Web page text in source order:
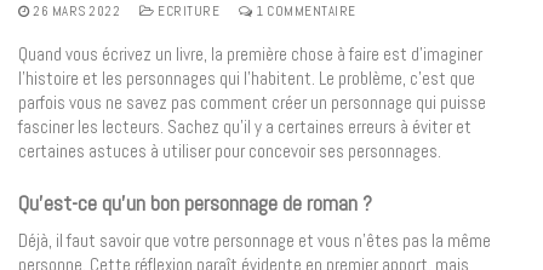
26 MARS 2022 ECRITURE 1 COMMENTAIRE
Quand vous écrivez un livre, la première chose à faire est d’imaginer
l’histoire et les personnages qui l’habitent. Le problème, c’est que
parfois vous ne savez pas comment créer un personnage qui puisse
fasciner les lecteurs. Sachez qu’il y a certaines erreurs à éviter et
certaines astuces à utiliser pour concevoir ses personnages.
Qu’est-ce qu’un bon personnage de roman ?
Déjà, il faut savoir que votre personnage et vous n’êtes pas la même
personne. Cette réflexion paraît évidente en premier apport, mais